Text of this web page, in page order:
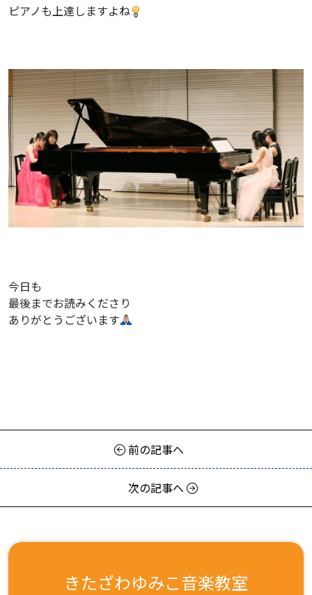
ピアノも上達しますよね
今日も
最後までお読みくださり
ありがとうございます
前の記事へ
次の記事へ
きたざわゆみこ音楽教室